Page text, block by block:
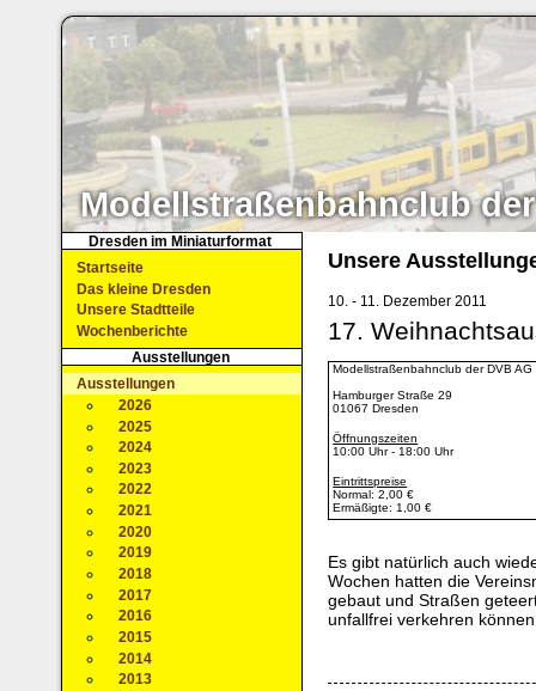
Modellstraßenbahnclub der
Unsere
10. - 11. Dezember 2011
17.
Modellstraßenbahnclub der DVB AG
Hamburger Straße 29
01067 Dresden
Öffnungszeiten
10:00 Uhr - 18:00 Uhr
Eintrittspreise
Normal: 2,00 €
Ermäßigte: 1,00 €
Es gibt natürlich auch
Wochen hatten die
gebaut und Straßen
unfallfrei verkehren
Dresden im Miniaturformat
Startseite
Das kleine Dresden
Unsere Stadtteile
Wochenberichte
Ausstellungen
Ausstellungen
2026
2025
2024
2023
2022
2021
2020
2019
2018
2017
2016
2015
2014
2013